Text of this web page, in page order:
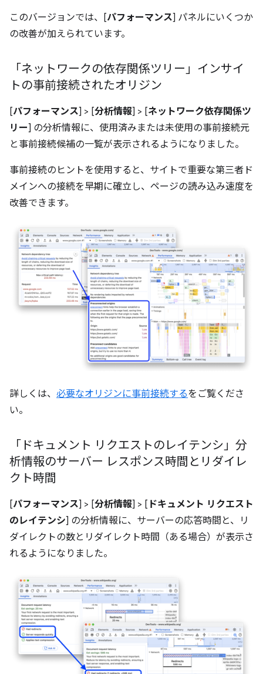
このバージョンでは、[パフォーマンス] パネルにいくつか
の改善が加えられています。
「ネットワークの依存関係ツリー」インサイ
トの事前接続されたオリジン
[パフォーマンス] > [分析情報] > [ネットワーク依存関係ツ
リー] の分析情報に、使用済みまたは未使用の事前接続元
と事前接続候補の一覧が表示されるようになりました。
事前接続のヒントを使用すると、サイトで重要な第三者ド
メインへの接続を早期に確立し、ページの読み込み速度を
改善できます。
詳しくは、 必要なオリジンに事前接続するをご覧くださ
い。
「ドキュメント リクエストのレイテンシ」分
析情報のサーバー レスポンス時間とリダイレ
クト時間
[パフォーマンス] > [分析情報] > [ ドキュメント リクエスト
のレイテンシ] の分析情報に、サーバーの応答時間と、リ
ダイレクトの数とリダイレクト時間（ある場合）が表示さ
れるようになりました。